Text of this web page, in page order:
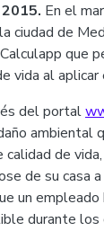
En el
ciudad de
que
vida al
del portal
ambiental
de
de su casa
un
durante